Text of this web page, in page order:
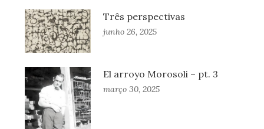
Três perspectivas
junho 26, 2025
El arroyo Morosoli – pt. 3
março 30, 2025